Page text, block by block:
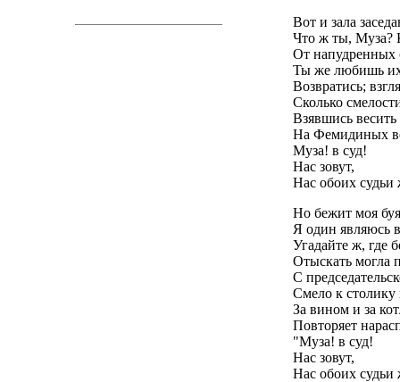
Вот и зала
Что ж ты, Муза?
От напудренных
Ты же любишь
Возвратись;
Сколько
Взявшись
На Фемидиных
Муза! в суд!
Нас зовут,
Нас обоих судьи
Но бежит моя
Я один являюсь
Угадайте ж, где
Отыскать могла
С
Смело к столику
За вином и за
Повторяет
"Муза! в суд!
Нас зовут,
Нас обоих судьи